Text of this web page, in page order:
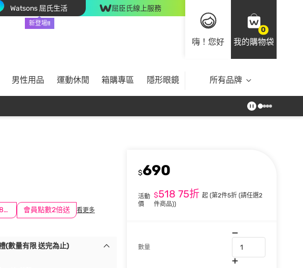
Watsons 屈氏生活
新登場!!
屈臣氏線上服務
嗨！您好
0
我的購物袋
男性用品 運動休閒 箱購專區 隱形眼鏡 所有品牌
刷中信卡滿$888送3萬點 會員點數2倍送 看更多
$690
活動
價
$518 75折 起 (第2件5折 (請任選2
件商品))
數量
(數量有限 送完為止)